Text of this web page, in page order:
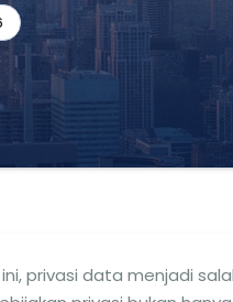
privasi data menjadi